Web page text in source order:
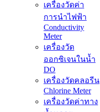
เครื่องวัดค่า
การนำไฟฟ้า
Conductivity
Meter
เครื่องวัด
ออกซิเจนในน้ำ
DO
เครื่องวัดคลอรีน
Chlorine Meter
เครื่องวัดค่าทาง